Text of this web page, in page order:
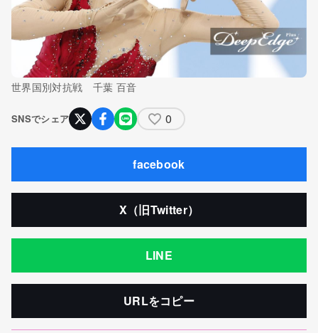
世界国別対抗戦 千葉 百音
SNSでシェア 0
facebook
X（旧Twitter）
LINE
URLをコピー